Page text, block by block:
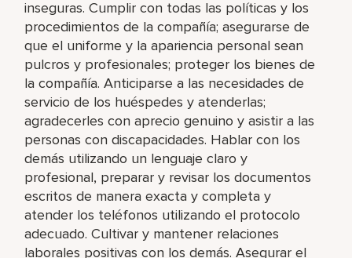
inseguras. Cumplir con todas las políticas y los
procedimientos de la compañía; asegurarse de
que el uniforme y la apariencia personal sean
pulcros y profesionales; proteger los bienes de
la compañía. Anticiparse a las necesidades de
servicio de los huéspedes y atenderlas;
agradecerles con aprecio genuino y asistir a las
personas con discapacidades. Hablar con los
demás utilizando un lenguaje claro y
profesional, preparar y revisar los documentos
escritos de manera exacta y completa y
atender los teléfonos utilizando el protocolo
adecuado. Cultivar y mantener relaciones
laborales positivas con los demás. Asegurar el